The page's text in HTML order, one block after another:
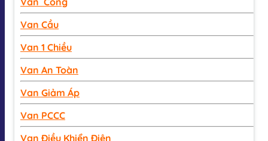
Van Cầu
Van 1 Chiều
Van An Toàn
Van Giảm Áp
Van PCCC
Van Điều Khiển Điện